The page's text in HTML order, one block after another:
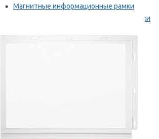
Магнитные информационные рамки
Самоклеящиеся информационные рамки